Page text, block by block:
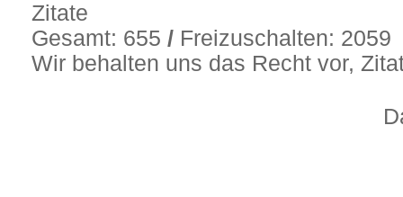
Zitate
Gesamt: 655/ Freizuschalten: 2059
Wir behalten uns das Recht vor,